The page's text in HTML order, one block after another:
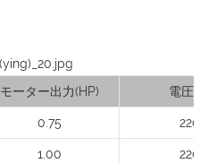
モーター出力(HP) 電圧(V)
0.75 220
1.00 220